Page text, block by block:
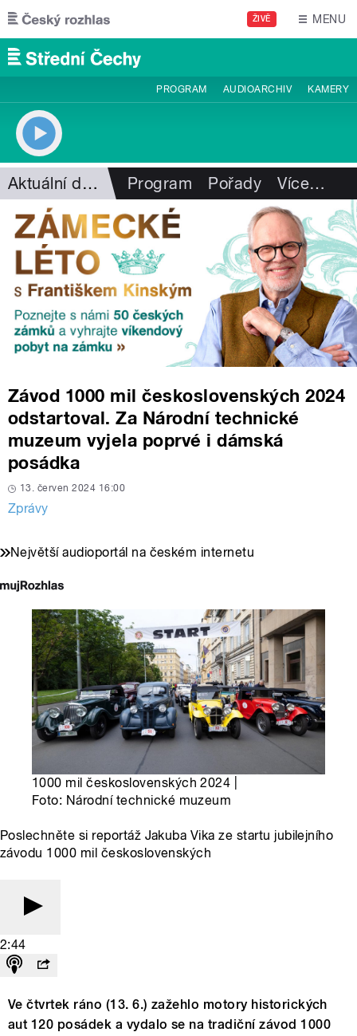
Přejít k hlavnímu obsahu
ŽIVĚ MENU
PROGRAM AUDIOARCHIV KAMERY
Aktuální dění Program Pořady Více…
Závod 1000 mil československých 2024
odstartoval. Za Národní technické
muzeum vyjela poprvé i dámská
posádka
13. červen 2024 16:00
Zprávy
Největší audioportál na českém internetu
1000 mil československých 2024 |
Foto: Národní technické muzeum
Poslechněte si reportáž Jakuba Vika ze startu jubilejního
závodu 1000 mil československých
2:44
Ve čtvrtek ráno (13. 6.) zažehlo motory historických
aut 120 posádek a vydalo se na tradiční závod 1000